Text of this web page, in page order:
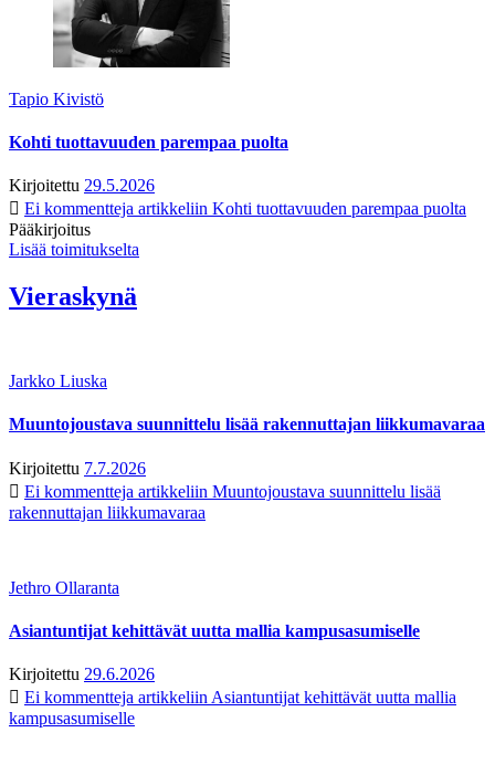
Tapio Kivistö
Kohti tuottavuuden parempaa puolta
Kirjoitettu 29.5.2026
Ei kommentteja artikkeliin Kohti tuottavuuden parempaa puolta
Pääkirjoitus
Lisää toimitukselta
Vieraskynä
Jarkko Liuska
Muuntojoustava suunnittelu lisää rakennuttajan liikkumavaraa
Kirjoitettu 7.7.2026
Ei kommentteja artikkeliin Muuntojoustava suunnittelu lisää
rakennuttajan liikkumavaraa
Jethro Ollaranta
Asiantuntijat kehittävät uutta mallia kampusasumiselle
Kirjoitettu 29.6.2026
Ei kommentteja artikkeliin Asiantuntijat kehittävät uutta mallia
kampusasumiselle